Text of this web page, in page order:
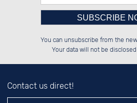
██░░░░░░░░████░░░░████░░░░░░██░░
██████░░░░░░██░░░░░░██░░░░████░░
██░░██░░░░░░██░░░░░░██░░██░░░░░░
Please
You can unsubscribe from the
Your data will not be
Contact us direct!